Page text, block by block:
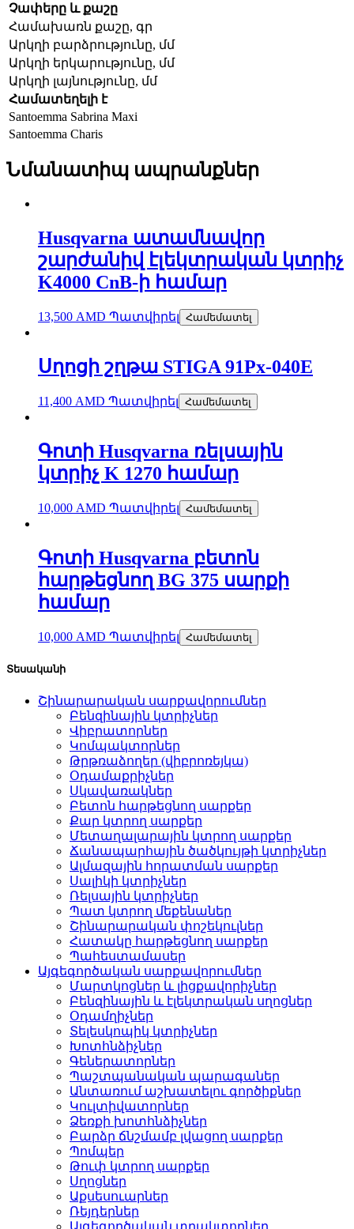
Չափերը և քաշը
Համախառն քաշը, գր
Արկղի բարձրությունը, մմ
Արկղի երկարությունը, մմ
Արկղի լայնությունը, մմ
Համատեղելի է
Santoemma Sabrina Maxi
Santoemma Charis
Նմանատիպ ապրանքներ
Husqvarna ատամնավոր
շարժանիվ էլեկտրական կտրիչ
K4000 CnB-ի համար
13,500 AMD Պատվիրել Համեմատել
Սղոցի շղթա STIGA 91Px-040E
11,400 AMD Պատվիրել Համեմատել
Գոտի Husqvarna ռելսային
կտրիչ K 1270 համար
10,000 AMD Պատվիրել Համեմատել
Գոտի Husqvarna բետոն
հարթեցնող BG 375 սարքի
համար
10,000 AMD Պատվիրել Համեմատել
Տեսականի
Շինարարական սարքավորումներ
Բենզինային կտրիչներ
Վիբրատորներ
Կոմպակտորներ
Թրթռաձողեր (վիբրոռեյկա)
Օդամաքրիչներ
Սկավառակներ
Բետոն հարթեցնող սարքեր
Քար կտրող սարքեր
Մետաղալարային կտրող սարքեր
Ճանապարհային ծածկույթի կտրիչներ
Ալմազային հորատման սարքեր
Սալիկի կտրիչներ
Ռելսային կտրիչներ
Պատ կտրող մեքենաներ
Շինարարական փոշեկուլներ
Հատակը հարթեցնող սարքեր
Պահեստամասեր
Այգեգործական սարքավորումներ
Մարտկոցներ և լիցքավորիչներ
Բենզինային և էլեկտրական սղոցներ
Օդամղիչներ
Տելեսկոպիկ կտրիչներ
Խոտհնձիչներ
Գեներատորներ
Պաշտպանական պարագաներ
Անտառում աշխատելու գործիքներ
Կուլտիվատորներ
Ձեռքի խոտհնձիչներ
Բարձր ճնշմամբ լվացող սարքեր
Պոմպեր
Թուփ կտրող սարքեր
Սղոցներ
Աքսեսուարներ
Ռեյդերներ
Այգեգործական տրակտորներ